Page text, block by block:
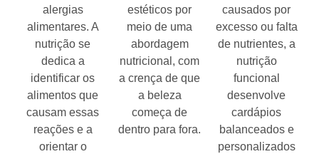
alergias
alimentares. A
nutrição se
dedica a
identificar os
alimentos que
causam essas
reações e a
orientar o
estéticos por
meio de uma
abordagem
nutricional, com
a crença de que
a beleza
começa de
dentro para fora.
causados por
excesso ou falta
de nutrientes, a
nutrição
funcional
desenvolve
cardápios
balanceados e
personalizados